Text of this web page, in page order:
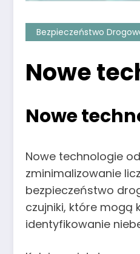
Bezpieczeństwo
Nowe
Nowe
Nowe technologie
zminimalizowanie
bezpieczeństwo
czujniki, które mogą
identyfikowanie